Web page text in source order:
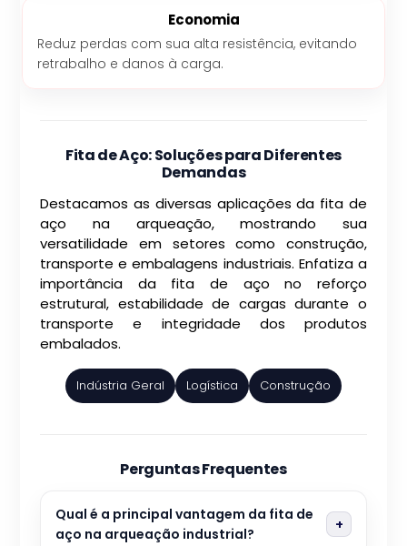
Economia
Reduz perdas com sua alta resistência, evitando
retrabalho e danos à carga.
Fita de Aço: Soluções para Diferentes
Demandas
Destacamos as diversas aplicações da fita de
aço na arqueação, mostrando sua
versatilidade em setores como construção,
transporte e embalagens industriais. Enfatiza a
importância da fita de aço no reforço
estrutural, estabilidade de cargas durante o
transporte e integridade dos produtos
embalados.
Indústria Geral Logística Construção
Perguntas Frequentes
Qual é a principal vantagem da fita de
aço na arqueação industrial?